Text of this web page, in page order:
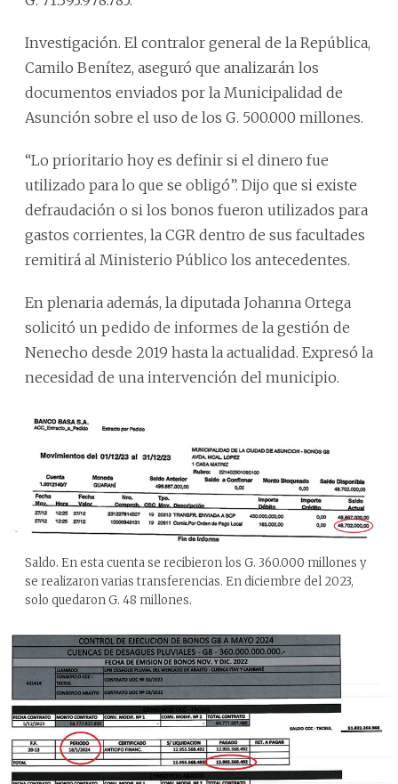
Investigación. El contralor general de la República,
Camilo Benítez, aseguró que analizarán los
documentos enviados por la Municipalidad de
Asunción sobre el uso de los G. 500.000 millones.
“Lo prioritario hoy es definir si el dinero fue
utilizado para lo que se obligó”. Dijo que si existe
defraudación o si los bonos fueron utilizados para
gastos corrientes, la CGR dentro de sus facultades
remitirá al Ministerio Público los antecedentes.
En plenaria además, la diputada Johanna Ortega
solicitó un pedido de informes de la gestión de
Nenecho desde 2019 hasta la actualidad. Expresó la
necesidad de una intervención del municipio.
Saldo. En esta cuenta se recibieron los G. 360.000 millones y
se realizaron varias transferencias. En diciembre del 2023,
solo quedaron G. 48 millones.